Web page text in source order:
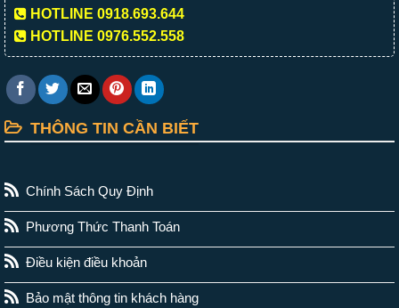
HOTLINE 0918.693.644
HOTLINE 0976.552.558
THÔNG TIN CẦN BIẾT
Chính Sách Quy Định
Phương Thức Thanh Toán
Điều kiện điều khoản
Bảo mật thông tin khách hàng